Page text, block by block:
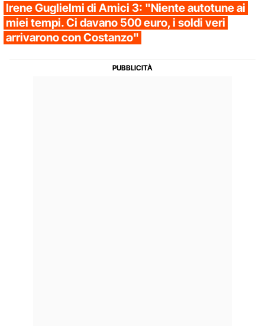
Irene Guglielmi di Amici 3: "Niente autotune ai
miei tempi. Ci davano 500 euro, i soldi veri
arrivarono con Costanzo"